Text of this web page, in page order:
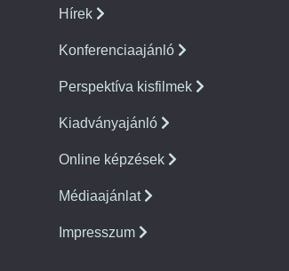
Hírek
Konferenciaajánló
Perspektíva kisfilmek
Kiadványajánló
Online képzések
Médiaajánlat
Impresszum